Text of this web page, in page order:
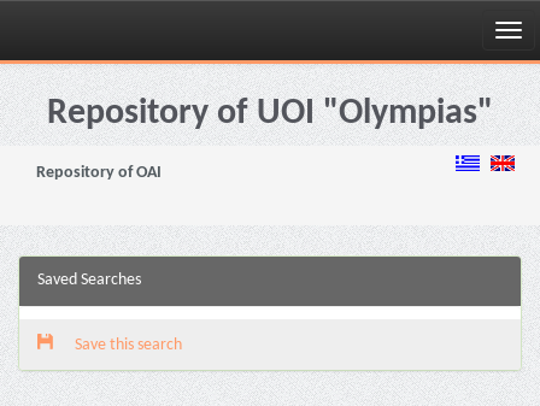
Skip
navigationRepository of UOI "Olympias"
Repository of OAI
Saved Searches
Save this search